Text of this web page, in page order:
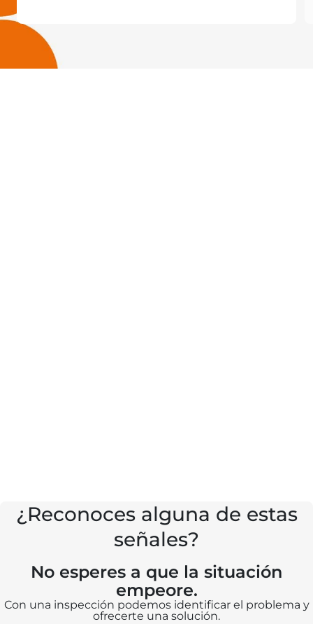
¿Reconoces alguna de estas
señales?
No esperes a que la situación
empeore.
Con una inspección podemos identificar el problema y
ofrecerte una solución.